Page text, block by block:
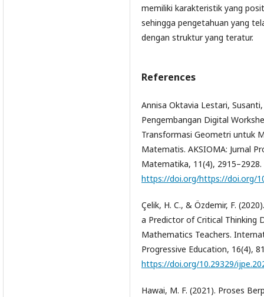
memiliki karakteristik yang
sehingga pengetahuan yang
dengan struktur yang teratur.
References
Annisa Oktavia Lestari,
Pengembangan Digital
Transformasi Geometri untuk
Matematis. AKSIOMA: Jurnal
Matematika, 11(4), 2915–2928.
https://doi.org/https://doi.org/
Çelik, H. C., & Özdemir, F.
a Predictor of Critical Thinking
Mathematics Teachers.
Progressive Education, 16(4),
https://doi.org/10.29329/
Hawai, M. F. (2021). Proses